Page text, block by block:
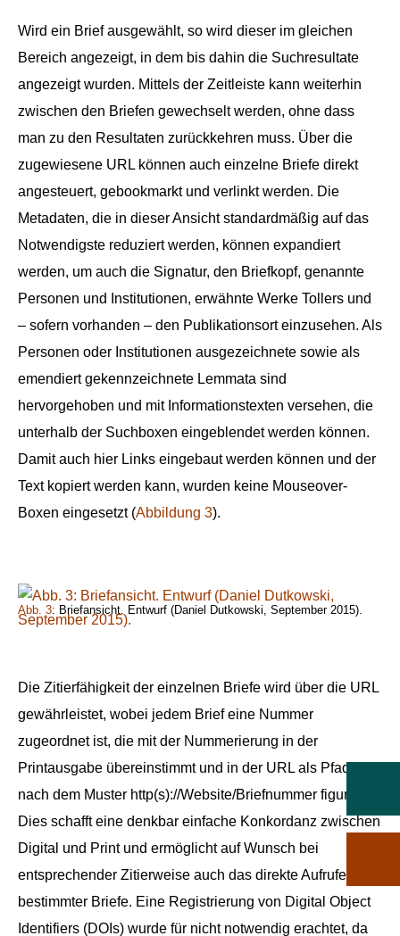
Wird ein Brief ausgewählt, so wird dieser im gleichen
Bereich angezeigt, in dem bis dahin die Suchresultate
angezeigt wurden. Mittels der Zeitleiste kann weiterhin
zwischen den Briefen gewechselt werden, ohne dass
man zu den Resultaten zurückkehren muss. Über die
zugewiesene URL können auch einzelne Briefe direkt
angesteuert, gebookmarkt und verlinkt werden. Die
Metadaten, die in dieser Ansicht standardmäßig auf das
Notwendigste reduziert werden, können expandiert
werden, um auch die Signatur, den Briefkopf, genannte
Personen und Institutionen, erwähnte Werke Tollers und
– sofern vorhanden – den Publikationsort einzusehen. Als
Personen oder Institutionen ausgezeichnete sowie als
emendiert gekennzeichnete Lemmata sind
hervorgehoben und mit Informationstexten versehen, die
unterhalb der Suchboxen eingeblendet werden können.
Damit auch hier Links eingebaut werden können und der
Text kopiert werden kann, wurden keine Mouseover-
Boxen eingesetzt (Abbildung 3).
Abb. 3: Briefansicht. Entwurf (Daniel Dutkowski, September 2015).
Die Zitierfähigkeit der einzelnen Briefe wird über die URL
gewährleistet, wobei jedem Brief eine Nummer
zugeordnet ist, die mit der Nummerierung in der
Printausgabe übereinstimmt und in der URL als Pfad
nach dem Muster http(s)://Website/Briefnummer figuriert.
Dies schafft eine denkbar einfache Konkordanz zwischen
Digital und Print und ermöglicht auf Wunsch bei
entsprechender Zitierweise auch das direkte Aufrufen
bestimmter Briefe. Eine Registrierung von Digital Object
Identifiers (DOIs) wurde für nicht notwendig erachtet, da